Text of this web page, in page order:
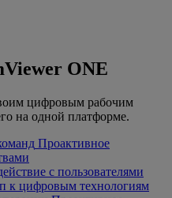
ONE
цифровым рабочим
на одной платформе.
Проактивное
с пользователями
к цифровым технологиям